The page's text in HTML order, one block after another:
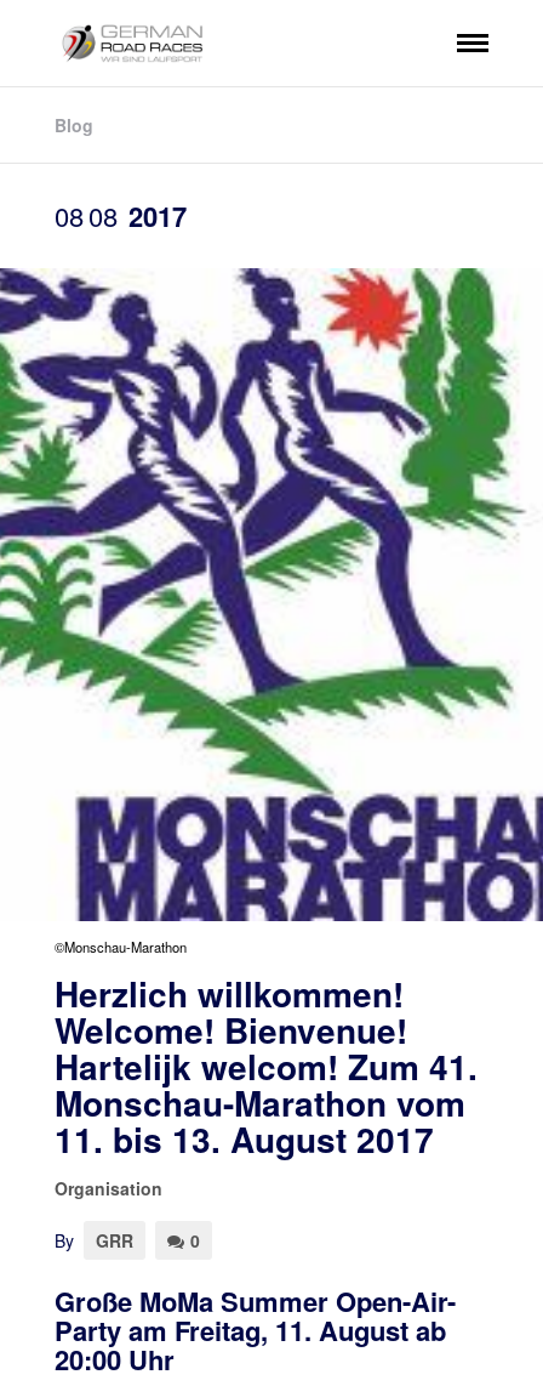
Blog
0808 2017
©Monschau-Marathon
Herzlich willkommen!
Welcome! Bienvenue!
Hartelijk welcom! Zum 41.
Monschau-Marathon vom
11. bis 13. August 2017
Organisation
By GRR 0
Große MoMa Summer Open-Air-
Party am Freitag, 11. August ab
20:00 Uhr